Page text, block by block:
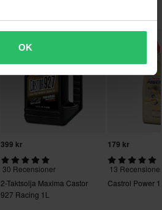
OK
399 kr
30 Recensioner
2-Taktsolja Maxima Castor
927 Racing 1L
179 kr
13 Recensioner
Castrol Power